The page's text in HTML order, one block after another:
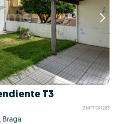
T3
ZMPT591283
Braga